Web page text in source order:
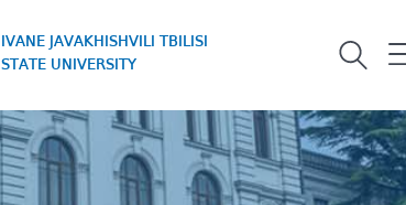
IVANE JAVAKHISHVILI TBILISI
STATE UNIVERSITY